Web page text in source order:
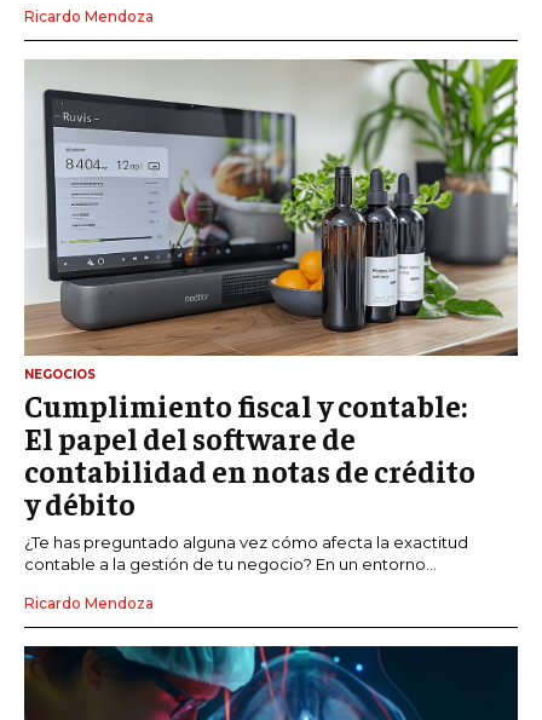
Ricardo Mendoza
NEGOCIOS
Cumplimiento fiscal y contable:
El papel del software de
contabilidad en notas de crédito
y débito
¿Te has preguntado alguna vez cómo afecta la exactitud
contable a la gestión de tu negocio? En un entorno...
Ricardo Mendoza